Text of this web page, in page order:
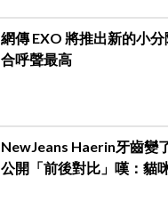
網傳 EXO 將推出新的小
合呼聲最高
NewJeans Haerin牙齒變
公開「前後對比」嘆：貓